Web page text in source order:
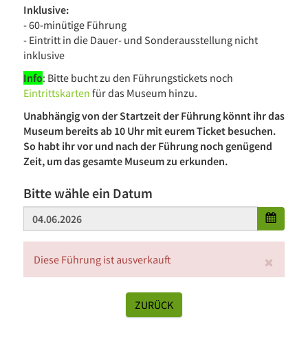
Bitte wähle ein Datum
Diese Führung ist ausverkauft
ZURÜCK
Inklusive:
- 60-minütige Führung
- Eintritt in die Dauer- und Sonderausstellung nicht
inklusive
Info: Bitte bucht zu den Führungstickets noch
Eintrittskarten für das Museum hinzu.
Unabhängig von der Startzeit der Führung könnt ihr das
Museum bereits ab 10 Uhr mit eurem Ticket besuchen.
So habt ihr vor und nach der Führung noch genügend
Zeit, um das gesamte Museum zu erkunden.